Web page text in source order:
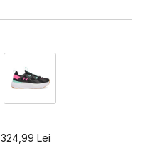
324,99 Lei